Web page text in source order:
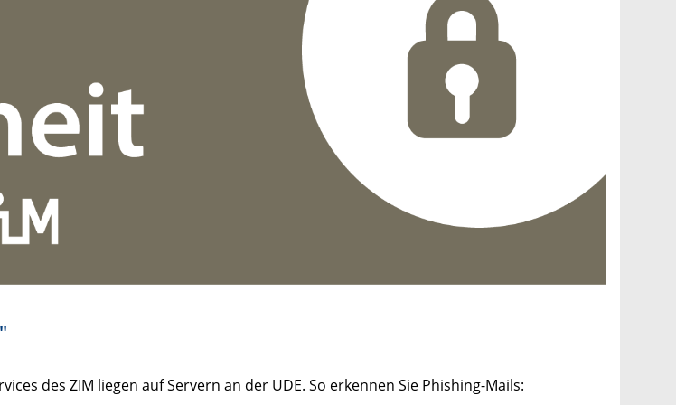
des ZIM liegen auf Servern an der UDE. So erkennen Sie Phishing-Mails: